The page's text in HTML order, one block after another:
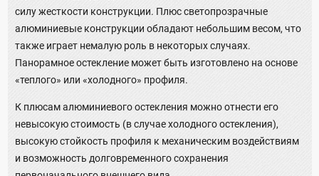
силу жесткости конструкции. Плюс светопрозрачные
алюминиевые конструкции обладают небольшим весом, что
также играет немалую роль в некоторых случаях.
Панорамное остекление может быть изготовлено на основе
«теплого» или «холодного» профиля.
К плюсам алюминиевого остекления можно отнести его
невысокую стоимость (в случае холодного остекления),
высокую стойкость профиля к механическим воздействиям
и возможность долговременного сохранения